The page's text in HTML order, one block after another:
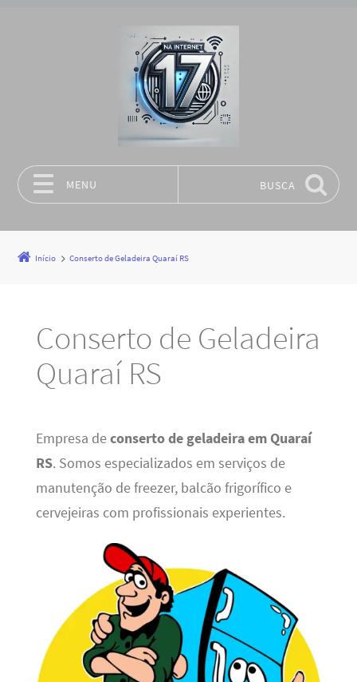
MENU BUSCA
Início Conserto de Geladeira Quaraí RS
Conserto de Geladeira
Quaraí RS
Empresa deconserto de geladeira em Quaraí
RS. Somos especializados em serviços de
manutenção de freezer, balcão frigorífico e
cervejeiras com profissionais experientes.